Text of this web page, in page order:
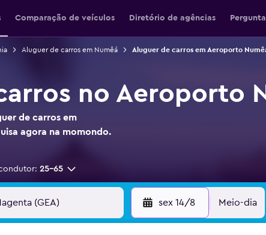
Comparação de veículos Diretório de agências
Aluguer de carros em Numêá Aluguer de carros em Aeroporto
no Aeroporto
de carros em
agora na momondo.
25-65
sex 14/8 Meio-dia